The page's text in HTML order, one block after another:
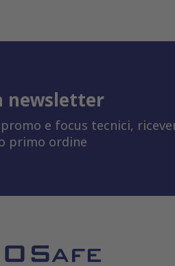
newsletter
e focus tecnici,
primo ordine